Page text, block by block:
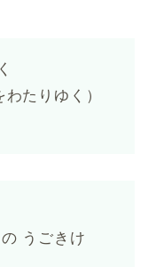
たりゆく）
うごきけ